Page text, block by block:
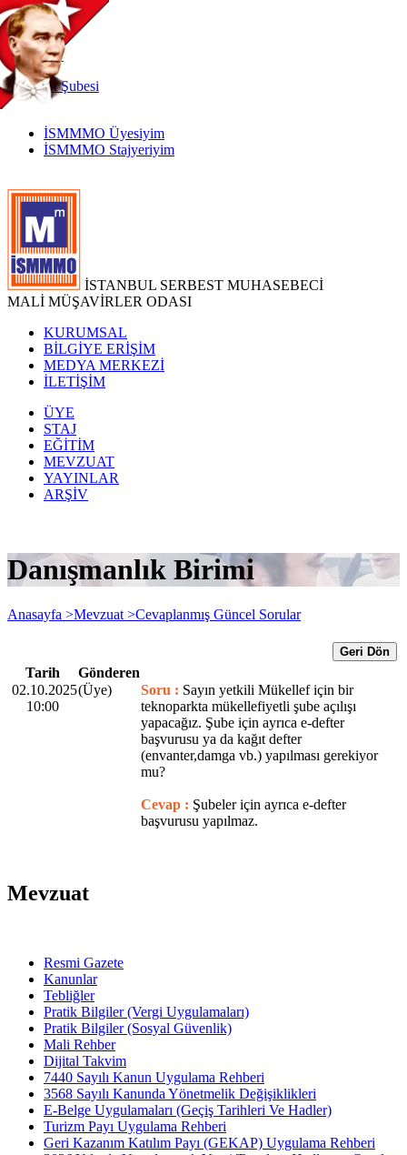
TR
|
EN
İnternetŞubesi
İSMMMO Üyesiyim
İSMMMO Stajyeriyim
İSTANBUL SERBEST MUHASEBECİ
MALİ MÜŞAVİRLER ODASI
KURUMSAL
BİLGİYE ERİŞİM
MEDYA MERKEZİ
İLETİŞİM
ÜYE
STAJ
EĞİTİM
MEVZUAT
YAYINLAR
ARŞİV
Danışmanlık Birimi
Anasayfa >Mevzuat >Cevaplanmış Güncel Sorular
Geri Dön
Tarih
Gönderen
02.10.2025
10:00
(Üye) Soru : Sayın yetkili Mükellef için bir
teknoparkta mükellefiyetli şube açılışı
yapacağız. Şube için ayrıca e-defter
başvurusu ya da kağıt defter
(envanter,damga vb.) yapılması gerekiyor
mu?
Cevap : Şubeler için ayrıca e-defter
başvurusu yapılmaz.
Mevzuat
Resmi Gazete
Kanunlar
Tebliğler
Pratik Bilgiler (Vergi Uygulamaları)
Pratik Bilgiler (Sosyal Güvenlik)
Mali Rehber
Dijital Takvim
7440 Sayılı Kanun Uygulama Rehberi
3568 Sayılı Kanunda Yönetmelik Değişiklikleri
E-Belge Uygulamaları (Geçiş Tarihleri Ve Hadler)
Turizm Payı Uygulama Rehberi
Geri Kazanım Katılım Payı (GEKAP) Uygulama Rehberi